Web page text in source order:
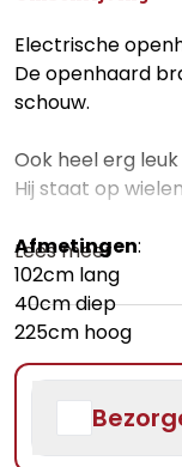
Electrische
De openhaard
schouw.
Ook heel erg
Hij staat op
Afmetingen:
102cm lang
40cm diep
225cm hoog
Lees meer